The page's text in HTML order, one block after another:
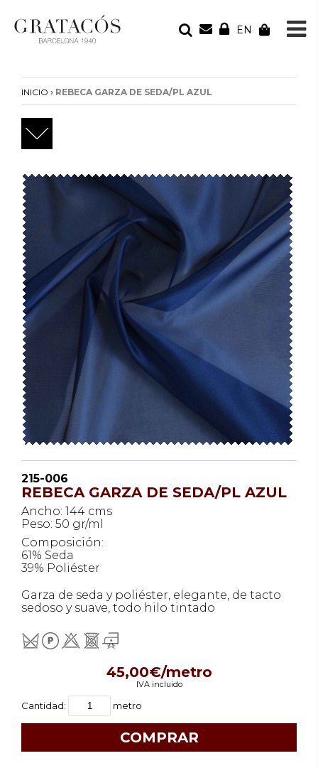
EN
Tu bolsa está vacía
INICIO › REBECA GARZA DE SEDA/PL AZUL
215-006
REBECA GARZA DE SEDA/PL AZUL
Ancho: 144 cms
Peso: 50 gr/ml
Composición:
61% Seda
39% Poliéster
Garza de seda y poliéster, elegante, de tacto
sedoso y suave, todo hilo tintado
45,00€/metro
IVA incluido
Cantidad: metro